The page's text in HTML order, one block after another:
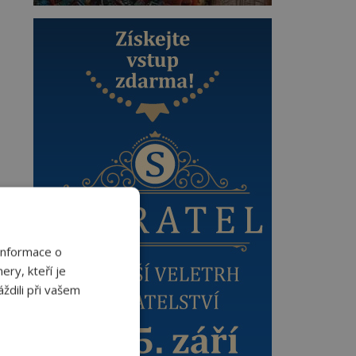
o
kteří je
při vašem